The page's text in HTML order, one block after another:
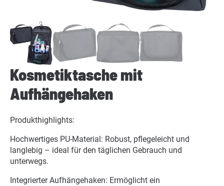
Kosmetiktasche mit
Aufhängehaken
Produkthighlights:
Hochwertiges PU-Material: Robust, pflegeleicht und
langlebig – ideal für den täglichen Gebrauch und
unterwegs.
Integrierter Aufhängehaken: Ermöglicht ein